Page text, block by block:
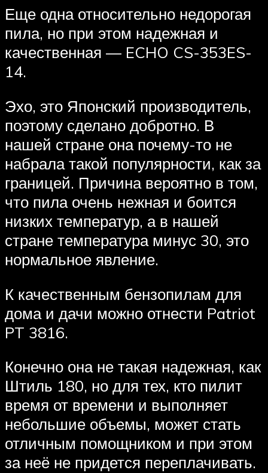
Еще одна относительно недорогая
пила, но при этом надежная и
качественная — ECHO CS-353ES-
14.
Эхо, это Японский производитель,
поэтому сделано добротно. В
нашей стране она почему-то не
набрала такой популярности, как за
границей. Причина вероятно в том,
что пила очень нежная и боится
низких температур, а в нашей
стране температура минус 30, это
нормальное явление.
К качественным бензопилам для
дома и дачи можно отнести Patriot
PT 3816.
Конечно она не такая надежная, как
Штиль 180, но для тех, кто пилит
время от времени и выполняет
небольшие объемы, может стать
отличным помощником и при этом
за неё не придется переплачивать.